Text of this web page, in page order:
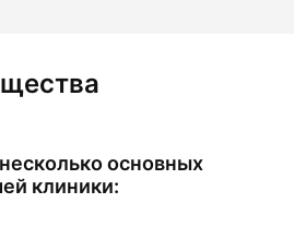
основных
клиники: